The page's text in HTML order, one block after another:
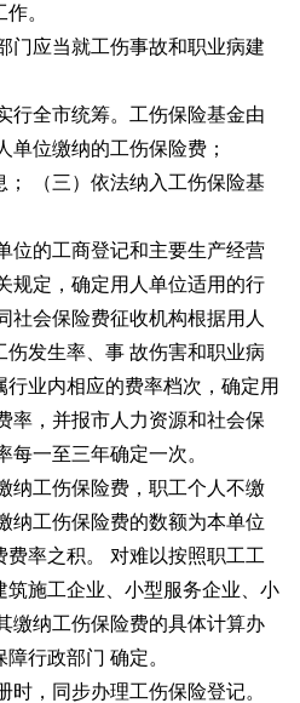
作。
门应当就工伤事故和职业病建
行全市统筹。工伤保险基金由
单位缴纳的工伤保险费；
；
（三）依法纳入工伤保险基
位的工商登记和主要生产经营
规定，确定用人单位适用的行
社会保险费征收机构根据用人
伤发生率、事 故伤害和职业病
业内相应的费率档次，确定用
率，并报市人力资源和社会保
每一至三年确定一次。
纳工伤保险费，职工个人不缴
纳工伤保险费的数额为本单位
率之积。 对难以按照职工工
筑施工企业、小型服务企业、小
缴纳工伤保险费的具体计算办
障行政部门 确定。
，同步办理工伤保险登记。